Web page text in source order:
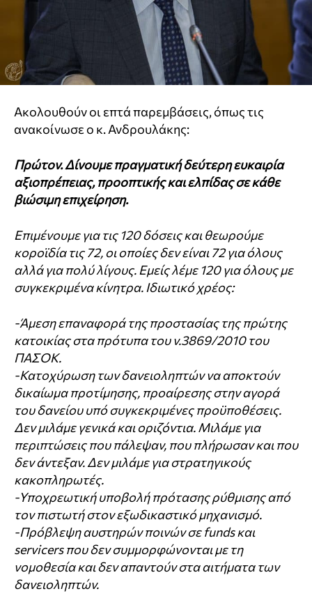
Ακολουθούν οι επτά παρεμβάσεις, όπως τις
ανακοίνωσε ο κ. Ανδρουλάκης:
Πρώτον. Δίνουμε πραγματική δεύτερη ευκαιρία
αξιοπρέπειας, προοπτικής και ελπίδας σε κάθε
βιώσιμη επιχείρηση.
Επιμένουμε για τις 120 δόσεις και θεωρούμε
κοροϊδία τις 72, οι οποίες δεν είναι 72 για όλους
αλλά για πολύ λίγους. Εμείς λέμε 120 για όλους με
συγκεκριμένα κίνητρα. Ιδιωτικό χρέος:
-Άμεση επαναφορά της προστασίας της πρώτης
κατοικίας στα πρότυπα του ν.3869/2010 του
ΠΑΣΟΚ.
-Κατοχύρωση των δανειοληπτών να αποκτούν
δικαίωμα προτίμησης, προαίρεσης στην αγορά
του δανείου υπό συγκεκριμένες προϋποθέσεις.
Δεν μιλάμε γενικά και οριζόντια. Μιλάμε για
περιπτώσεις που πάλεψαν, που πλήρωσαν και που
δεν άντεξαν. Δεν μιλάμε για στρατηγικούς
κακοπληρωτές.
-Υποχρεωτική υποβολή πρότασης ρύθμισης από
τον πιστωτή στον εξωδικαστικό μηχανισμό.
-Πρόβλεψη αυστηρών ποινών σε funds και
servicers που δεν συμμορφώνονται με τη
νομοθεσία και δεν απαντούν στα αιτήματα των
δανειοληπτών.